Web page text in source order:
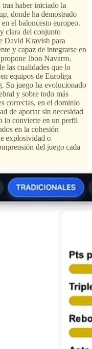
haber iniciado la
donde ha demostrado
el baloncesto europeo.
clara del conjunto
David Kravish para
y capaz de integrarse en
Ibon Navarro.
las cualidades que lo
equipos de Euroliga
Su juego ha evolucionado
y sobre todo más
correctas, en el dominio
de aportar sin necesidad
lo convierte en un perfil
en la cohesión
explosividad o
del juego cada